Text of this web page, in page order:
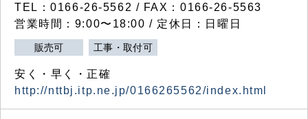
TEL：0166-26-5562 / FAX：0166-26-5563
営業時間：9:00〜18:00 / 定休日：日曜日
販売可 工事・取付可
安く・早く・正確
http://nttbj.itp.ne.jp/0166265562/index.html